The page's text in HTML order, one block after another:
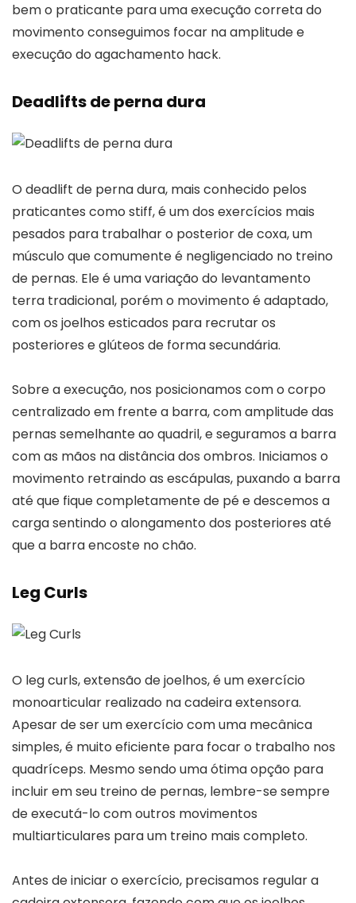
bem o praticante para uma execução correta do
movimento conseguimos focar na amplitude e
execução do agachamento hack.
Deadlifts de perna dura
O deadlift de perna dura, mais conhecido pelos
praticantes como stiff, é um dos exercícios mais
pesados para trabalhar o posterior de coxa, um
músculo que comumente é negligenciado no treino
de pernas. Ele é uma variação do levantamento
terra tradicional, porém o movimento é adaptado,
com os joelhos esticados para recrutar os
posteriores e glúteos de forma secundária.
Sobre a execução, nos posicionamos com o corpo
centralizado em frente a barra, com amplitude das
pernas semelhante ao quadril, e seguramos a barra
com as mãos na distância dos ombros. Iniciamos o
movimento retraindo as escápulas, puxando a barra
até que fique completamente de pé e descemos a
carga sentindo o alongamento dos posteriores até
que a barra encoste no chão.
Leg Curls
O leg curls, extensão de joelhos, é um exercício
monoarticular realizado na cadeira extensora.
Apesar de ser um exercício com uma mecânica
simples, é muito eficiente para focar o trabalho nos
quadríceps. Mesmo sendo uma ótima opção para
incluir em seu treino de pernas, lembre-se sempre
de executá-lo com outros movimentos
multiarticulares para um treino mais completo.
Antes de iniciar o exercício, precisamos regular a